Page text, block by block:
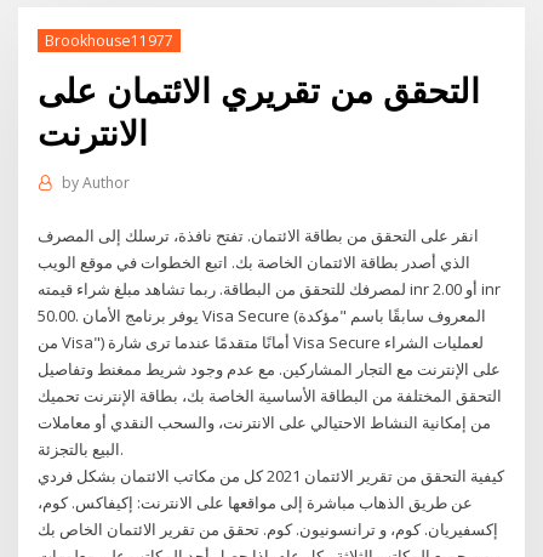
Brookhouse11977
التحقق من تقريري الائتمان على
الانترنت
byAuthor
انقر على التحقق من بطاقة الائتمان. تفتح نافذة، ترسلك إلى المصرف
الذي أصدر بطاقة الائتمان الخاصة بك. اتبع الخطوات في موقع الويب
لمصرفك للتحقق من البطاقة. ربما تشاهد مبلغ شراء قيمته inr 2.00 أو inr
50.00. يوفر برنامج الأمان Visa Secure (المعروف سابقًا باسم "مؤكدة
من Visa") أمانًا متقدمًا عندما ترى شارة Visa Secure لعمليات الشراء
على الإنترنت مع التجار المشاركين. مع عدم وجود شريط ممغنط وتفاصيل
التحقق المختلفة من البطاقة الأساسية الخاصة بك، بطاقة الإنترنت تحميك
من إمكانية النشاط الاحتيالي على الانترنت، والسحب النقدي أو معاملات
البيع بالتجزئة.
كيفية التحقق من تقرير الائتمان 2021 كل من مكاتب الائتمان بشكل فردي
عن طريق الذهاب مباشرة إلى مواقعها على الانترنت: إكيفاكس. كوم،
إكسفيريان. كوم، و ترانسونيون. كوم. تحقق من تقرير الائتمان الخاص بك